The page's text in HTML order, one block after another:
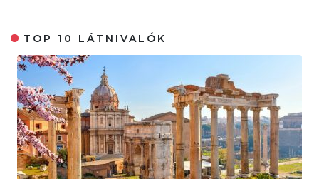
TOP 10 LÁTNIVALÓK